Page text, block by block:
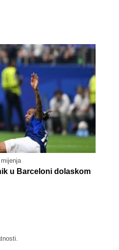
u Barceloni dolaskom